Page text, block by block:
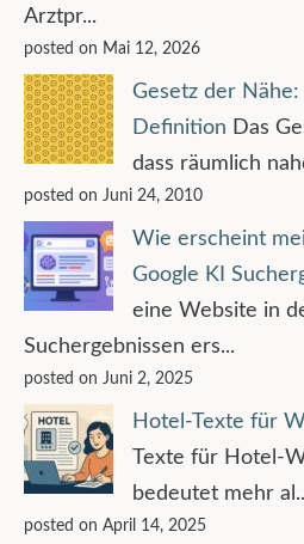
Arztpr...
posted on Mai 12, 2026
Gesetz der
Definition Das
dass räumlich
posted on Juni 24, 2010
Wie erscheint
Google KI
eine Website in
Suchergebnissen ers...
posted on Juni 2, 2025
Hotel-Texte für
Texte für Hotel-
bedeutet mehr
posted on April 14, 2025